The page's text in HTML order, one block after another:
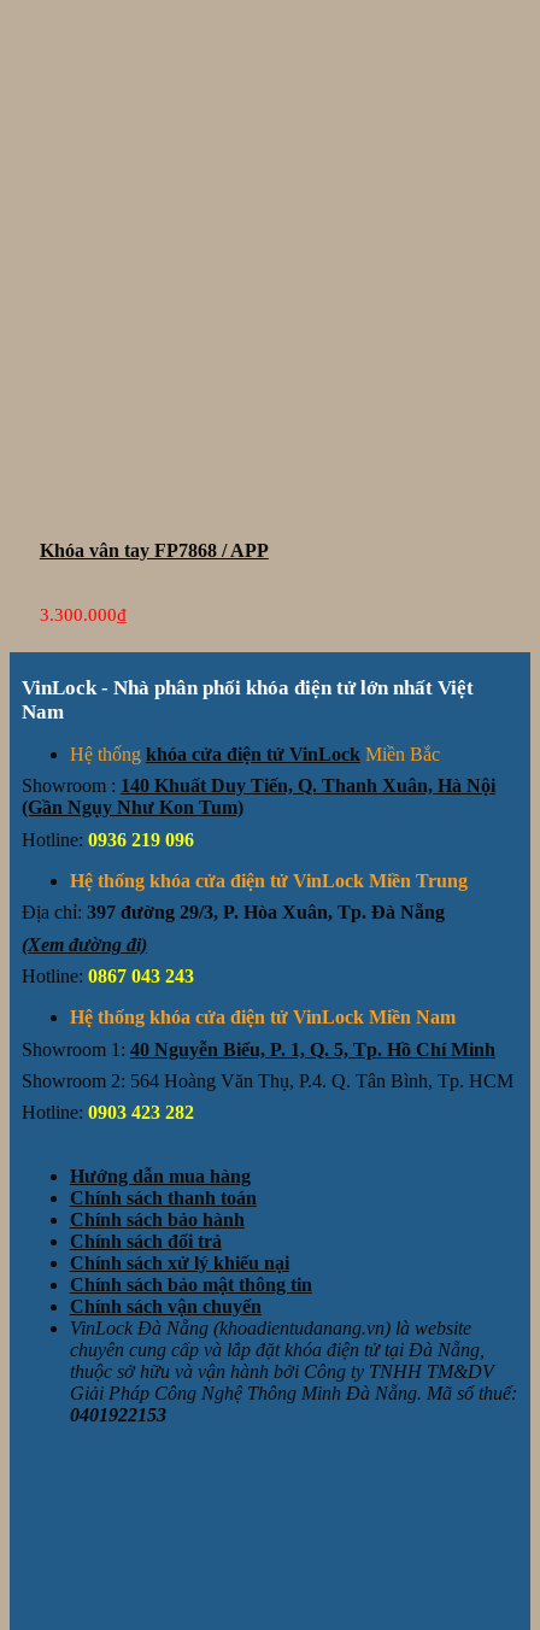
Khóa vân tay FP7868 / APP
3.300.000₫
VinLock - Nhà phân phối khóa điện tử lớn nhất Việt
Nam
Hệ thống khóa cửa điện tử VinLock Miền Bắc
Showroom : 140 Khuất Duy Tiến, Q. Thanh Xuân, Hà Nội
(Gần Ngụy Như Kon Tum)
Hotline: 0936 219 096
Hệ thống khóa cửa điện tử VinLock Miền Trung
Địa chỉ: 397 đường 29/3, P. Hòa Xuân, Tp. Đà Nẵng
(Xem đường đi)
Hotline: 0867 043 243
Hệ thống khóa cửa điện tử VinLock Miền Nam
Showroom 1: 40 Nguyễn Biểu, P. 1, Q. 5, Tp. Hồ Chí Minh
Showroom 2: 564 Hoàng Văn Thụ, P.4. Q. Tân Bình, Tp. HCM
Hotline: 0903 423 282
Hướng dẫn mua hàng
Chính sách thanh toán
Chính sách bảo hành
Chính sách đổi trả
Chính sách xử lý khiếu nại
Chính sách bảo mật thông tin
Chính sách vận chuyển
VinLock Đà Nẵng (khoadientudanang.vn) là website
chuyên cung cấp và lắp đặt khóa điện tử tại Đà Nẵng,
thuộc sở hữu và vận hành bởi Công ty TNHH TM&DV
Giải Pháp Công Nghệ Thông Minh Đà Nẵng. Mã số thuế:
0401922153